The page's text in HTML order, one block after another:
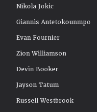
Nikola Jokic
Giannis Antetokounmpo
Evan Fournier
Zion Williamson
Devin Booker
Jayson Tatum
Russell Westbrook